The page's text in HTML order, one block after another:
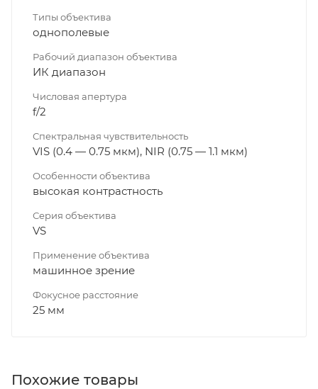
Типы объектива
однополевые
Рабочий диапазон объектива
ИК диапазон
Числовая апертура
f/2
Спектральная чувствительность
VIS (0.4 — 0.75 мкм), NIR (0.75 — 1.1 мкм)
Особенности объектива
высокая контрастность
Серия объектива
VS
Применение объектива
машинное зрение
Фокусное расстояние
25 мм
Похожие товары